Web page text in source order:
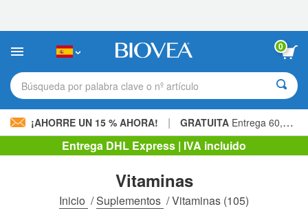
sitio
incluye
sistema
de
0
Búsqueda por palabra clave o nº artículo
¡AHORRE UN 15 % AHORA! | GRATUITA Entrega 60,00 € »
Entrega DHL Express | IVA incluido
Vitaminas
Inicio /Suplementos /Vitaminas (105)